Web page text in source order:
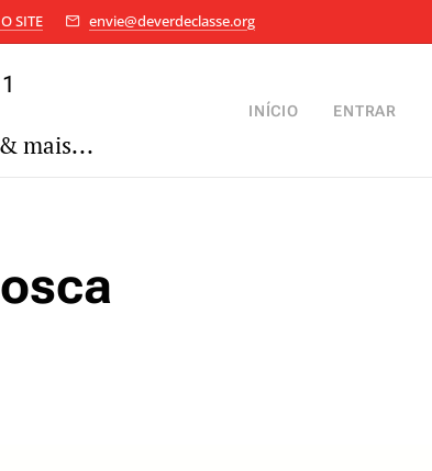
SITE envie@deverdeclasse.org
mais...
INÍCIO ENTRAR